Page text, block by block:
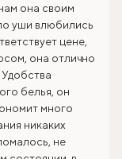
она своим
уши влюбились
цене,
она отлично
белья, он
много
никаких
не